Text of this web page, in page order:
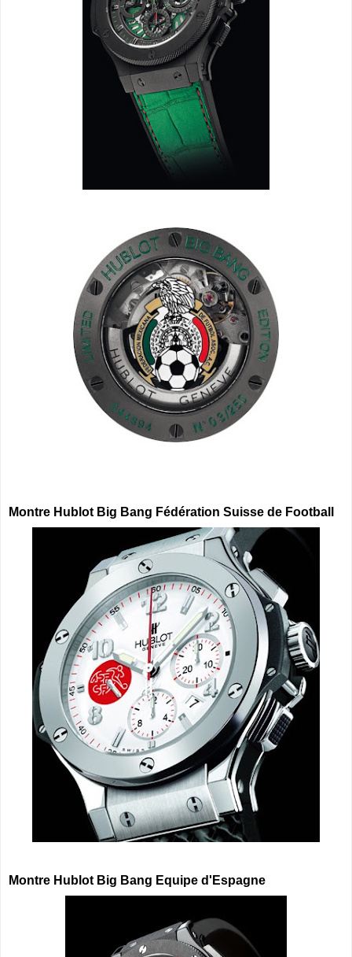
Montre Hublot Big Bang Fédération Suisse de Football
Montre Hublot Big Bang Equipe d'Espagne